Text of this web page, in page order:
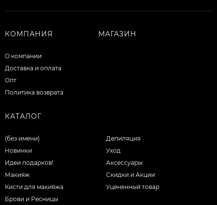
КОМПАНИЯ
О компании
Доставка и оплата
Опт
Политика возврата
МАГАЗИН
КАТАЛОГ
(без имени)
Новинки
Идеи подарков!
Макияж
Кисти для макияжа
Брови и Ресницы
Депиляция
Уход
Аксессуары
Скидки и Акции
Уцененный товар